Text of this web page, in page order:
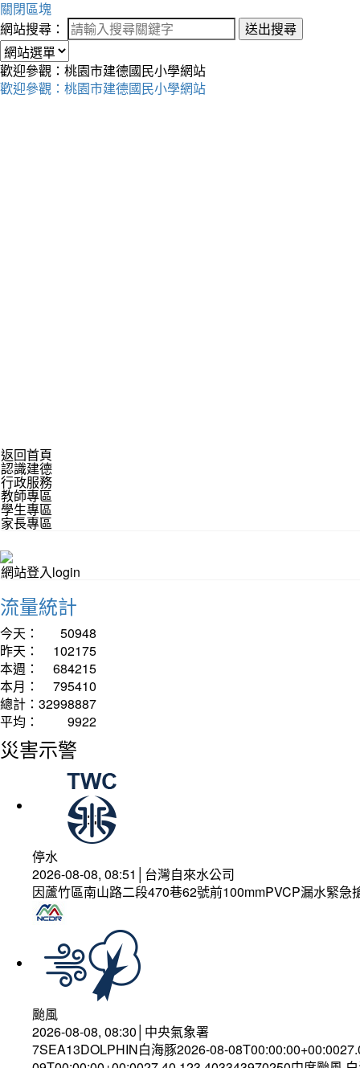
關閉區塊
網站搜尋：
送出搜尋
歡迎參觀：桃園市建德國民小學網站
歡迎參觀：桃園市建德國民小學網站
返回首頁
認識建德
行政服務
教師專區
學生專區
家長專區
網站登入login
流量統計
今天：
50948
昨天：
102175
本週：
684215
本月：
795410
總計： 32998887
平均：
9922
災害示警
停水
2026-08-08, 08:51│台灣自來水公司
因蘆竹區南山路二段470巷62號前100mmPVCP漏水緊急
颱風
2026-08-08, 08:30│中央氣象署
7SEA13DOLPHIN白海豚2026-08-